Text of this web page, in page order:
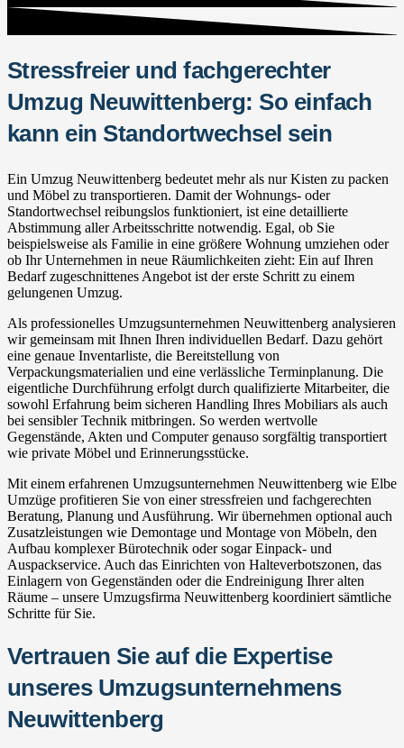
Stressfreier und fachgerechter
Umzug Neuwittenberg: So einfach
kann ein Standortwechsel sein
Ein Umzug Neuwittenberg bedeutet mehr als nur Kisten zu packen
und Möbel zu transportieren. Damit der Wohnungs- oder
Standortwechsel reibungslos funktioniert, ist eine detaillierte
Abstimmung aller Arbeitsschritte notwendig. Egal, ob Sie
beispielsweise als Familie in eine größere Wohnung umziehen oder
ob Ihr Unternehmen in neue Räumlichkeiten zieht: Ein auf Ihren
Bedarf zugeschnittenes Angebot ist der erste Schritt zu einem
gelungenen Umzug.
Als professionelles Umzugsunternehmen Neuwittenberg analysieren
wir gemeinsam mit Ihnen Ihren individuellen Bedarf. Dazu gehört
eine genaue Inventarliste, die Bereitstellung von
Verpackungsmaterialien und eine verlässliche Terminplanung. Die
eigentliche Durchführung erfolgt durch qualifizierte Mitarbeiter, die
sowohl Erfahrung beim sicheren Handling Ihres Mobiliars als auch
bei sensibler Technik mitbringen. So werden wertvolle
Gegenstände, Akten und Computer genauso sorgfältig transportiert
wie private Möbel und Erinnerungsstücke.
Mit einem erfahrenen Umzugsunternehmen Neuwittenberg wie Elbe
Umzüge profitieren Sie von einer stressfreien und fachgerechten
Beratung, Planung und Ausführung. Wir übernehmen optional auch
Zusatzleistungen wie Demontage und Montage von Möbeln, den
Aufbau komplexer Bürotechnik oder sogar Einpack- und
Auspackservice. Auch das Einrichten von Halteverbotszonen, das
Einlagern von Gegenständen oder die Endreinigung Ihrer alten
Räume – unsere Umzugsfirma Neuwittenberg koordiniert sämtliche
Schritte für Sie.
Vertrauen Sie auf die Expertise
unseres Umzugsunternehmens
Neuwittenberg